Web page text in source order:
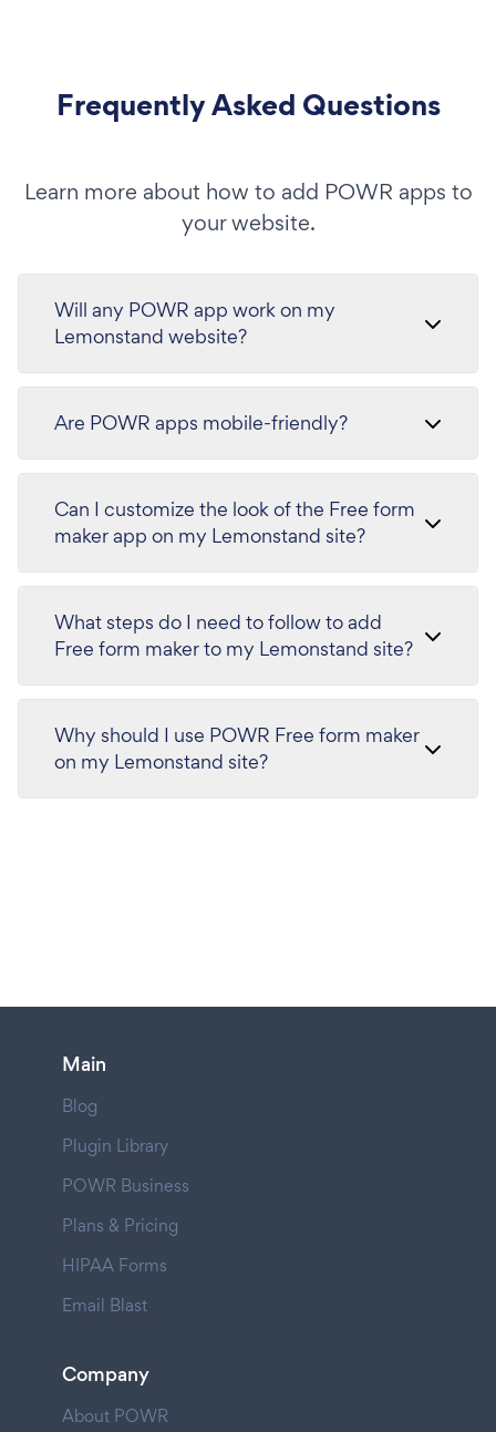
Frequently Asked Questions
Learn more about how to add POWR apps to
your website.
Will any POWR app work on my
Lemonstand website?
Are POWR apps mobile-friendly?
Can I customize the look of the Free form
maker app on my Lemonstand site?
What steps do I need to follow to add
Free form maker to my Lemonstand site?
Why should I use POWR Free form maker
on my Lemonstand site?
Main
Blog
Plugin Library
POWR Business
Plans & Pricing
HIPAA Forms
Email Blast
Company
About POWR